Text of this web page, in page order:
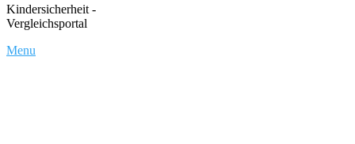
Kindersicherheit -
Vergleichsportal
Menu